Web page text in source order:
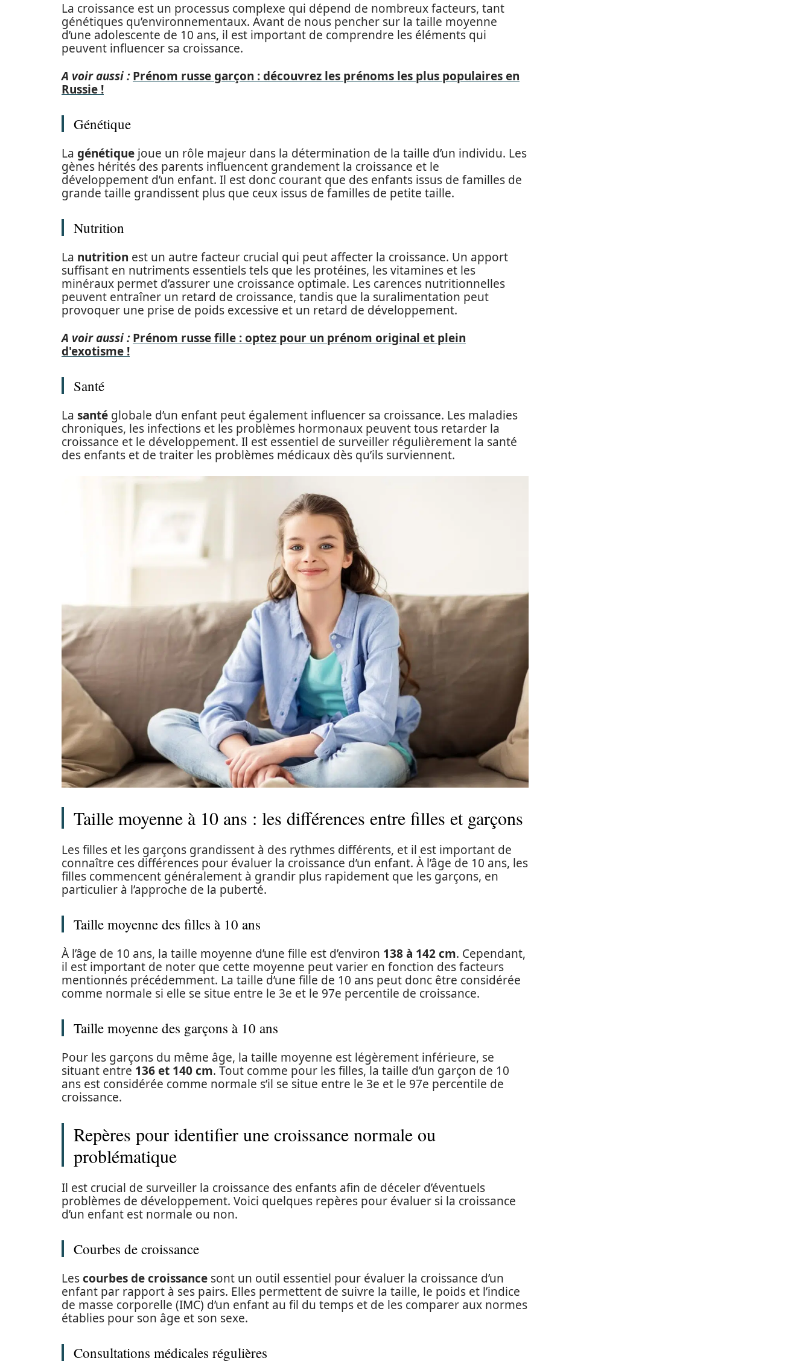
La croissance est un processus complexe qui dépend de nombreux facteurs, tant
génétiques qu’environnementaux. Avant de nous pencher sur la taille moyenne
d’une adolescente de 10 ans, il est important de comprendre les éléments qui
peuvent influencer sa croissance.
A voir aussi : Prénom russe garçon : découvrez les prénoms les plus populaires en
Russie !
Génétique
La génétique joue un rôle majeur dans la détermination de la taille d’un individu. Les
gènes hérités des parents influencent grandement la croissance et le
développement d’un enfant. Il est donc courant que des enfants issus de familles de
grande taille grandissent plus que ceux issus de familles de petite taille.
Nutrition
La nutrition est un autre facteur crucial qui peut affecter la croissance. Un apport
suffisant en nutriments essentiels tels que les protéines, les vitamines et les
minéraux permet d’assurer une croissance optimale. Les carences nutritionnelles
peuvent entraîner un retard de croissance, tandis que la suralimentation peut
provoquer une prise de poids excessive et un retard de développement.
A voir aussi : Prénom russe fille : optez pour un prénom original et plein
d'exotisme !
Santé
La santé globale d’un enfant peut également influencer sa croissance. Les maladies
chroniques, les infections et les problèmes hormonaux peuvent tous retarder la
croissance et le développement. Il est essentiel de surveiller régulièrement la santé
des enfants et de traiter les problèmes médicaux dès qu’ils surviennent.
Taille moyenne à 10 ans : les différences entre filles et garçons
Les filles et les garçons grandissent à des rythmes différents, et il est important de
connaître ces différences pour évaluer la croissance d’un enfant. À l’âge de 10 ans, les
filles commencent généralement à grandir plus rapidement que les garçons, en
particulier à l’approche de la puberté.
Taille moyenne des filles à 10 ans
À l’âge de 10 ans, la taille moyenne d’une fille est d’environ 138 à 142 cm. Cependant,
il est important de noter que cette moyenne peut varier en fonction des facteurs
mentionnés précédemment. La taille d’une fille de 10 ans peut donc être considérée
comme normale si elle se situe entre le 3e et le 97e percentile de croissance.
Taille moyenne des garçons à 10 ans
Pour les garçons du même âge, la taille moyenne est légèrement inférieure, se
situant entre 136 et 140 cm. Tout comme pour les filles, la taille d’un garçon de 10
ans est considérée comme normale s’il se situe entre le 3e et le 97e percentile de
croissance.
Repères pour identifier une croissance normale ou
problématique
Il est crucial de surveiller la croissance des enfants afin de déceler d’éventuels
problèmes de développement. Voici quelques repères pour évaluer si la croissance
d’un enfant est normale ou non.
Courbes de croissance
Lescourbes de croissance sont un outil essentiel pour évaluer la croissance d’un
enfant par rapport à ses pairs. Elles permettent de suivre la taille, le poids et l’indice
de masse corporelle (IMC) d’un enfant au fil du temps et de les comparer aux normes
établies pour son âge et son sexe.
Consultations médicales régulières